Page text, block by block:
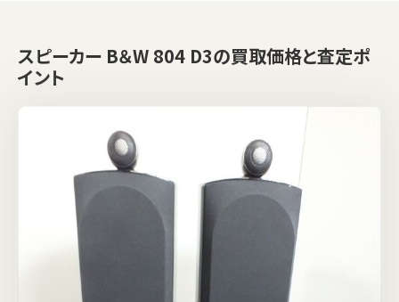
スピーカー B＆W 804 D3の買取価格と査定ポ
イント